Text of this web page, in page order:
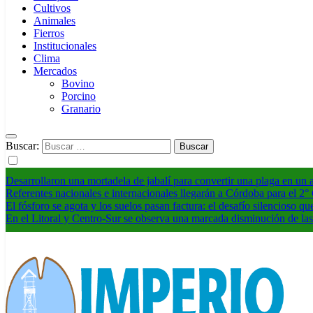
Cultivos
Animales
Fierros
Institucionales
Clima
Mercados
Bovino
Porcino
Granario
Buscar:
Desarrollaron una mortadela de jabalí para convertir una plaga en un
Referentes nacionales e internacionales llegarán a Córdoba para el
El fósforo se agota y los suelos pasan factura: el desafío silencioso
En el Litoral y Centro-Sur se observa una marcada disminución de